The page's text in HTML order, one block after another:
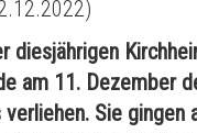
diesjährigen
am 11. Dezember
Sie gingen